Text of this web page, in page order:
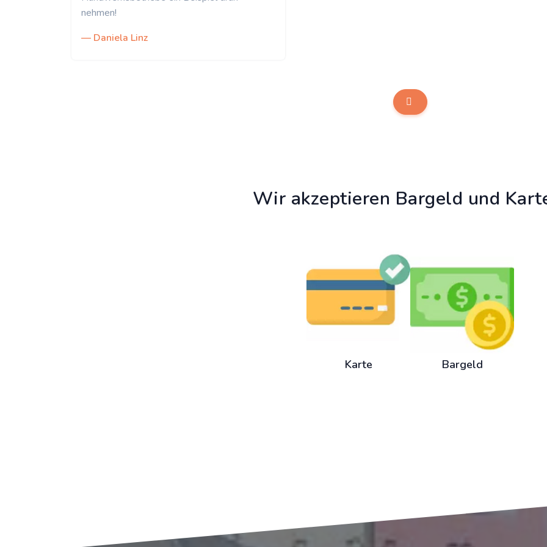
nehmen!
— Daniela Linz
Wir akzeptieren Bargeld und
Karte Bargeld